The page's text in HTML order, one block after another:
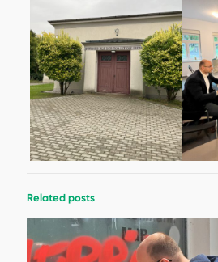
Related posts